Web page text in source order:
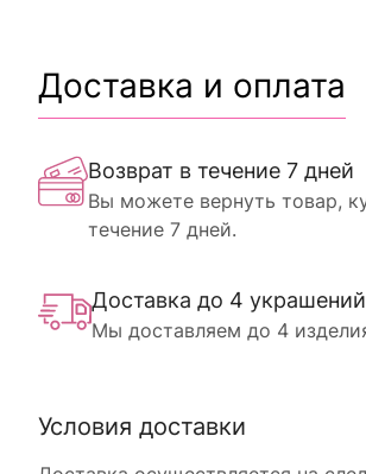
Доставка и оплата
Возврат в течение 7 дней
Вы можете вернуть товар,
течение 7 дней.
Доставка до 4 украшений
Мы доставляем до 4
Условия доставки